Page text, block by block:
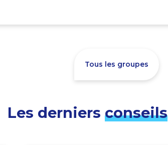
Tous les groupes
Les derniers conseils